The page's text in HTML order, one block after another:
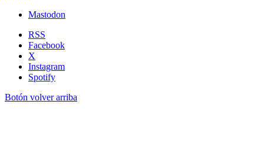
Mastodon
RSS
Facebook
X
Instagram
Spotify
Botón volver arriba